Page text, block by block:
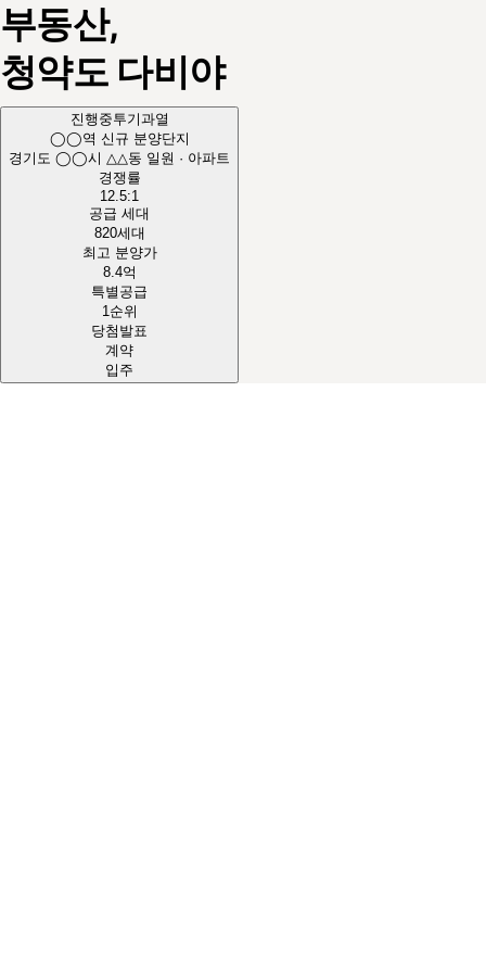
부동산,
청약도 다비야
진행중투기과열
◯◯역 신규 분양단지
경기도 ◯◯시 △△동 일원 · 아파트
경쟁률
12.5:1
공급 세대
820세대
최고 분양가
8.4억
특별공급
1순위
당첨발표
계약
입주